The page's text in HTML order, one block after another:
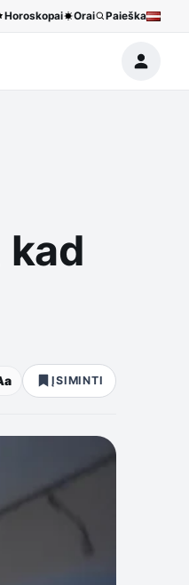
Horoskopai Orai Paieška
kad
ĮSIMINTI